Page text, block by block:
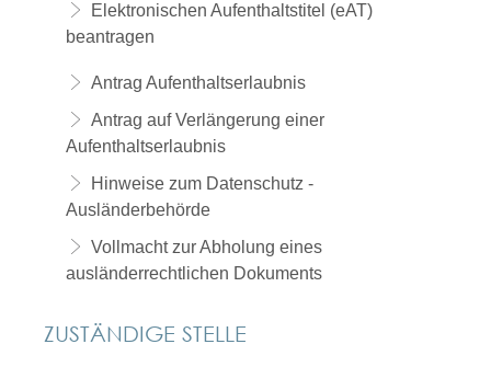
Elektronischen Aufenthaltstitel (eAT)
beantragen
Antrag Aufenthaltserlaubnis
Antrag auf Verlängerung einer
Aufenthaltserlaubnis
Hinweise zum Datenschutz -
Ausländerbehörde
Vollmacht zur Abholung eines
ausländerrechtlichen Dokuments
ZUSTÄNDIGE STELLE